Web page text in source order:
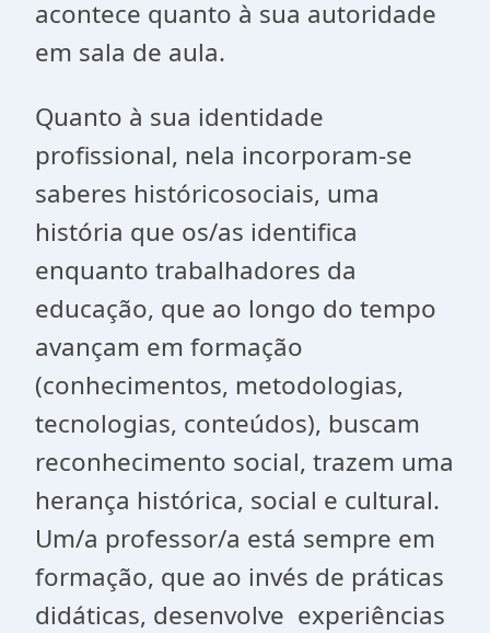
acontece quanto à sua autoridade
em sala de aula.
Quanto à sua identidade
profissional, nela incorporam-se
saberes históricosociais, uma
história que os/as identifica
enquanto trabalhadores da
educação, que ao longo do tempo
avançam em formação
(conhecimentos, metodologias,
tecnologias, conteúdos), buscam
reconhecimento social, trazem uma
herança histórica, social e cultural.
Um/a professor/a está sempre em
formação, que ao invés de práticas
didáticas, desenvolve experiências